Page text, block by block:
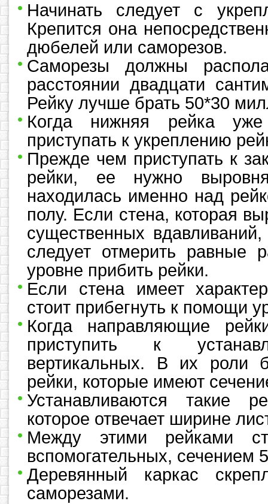
Начинать следует с
Крепится она
дюбелей или саморезов.
Саморезы должны
расстоянии двадцати
Рейку лучше брать 50*30
Когда нижняя рейка
приступать к укреплению
Прежде чем приступать к
рейки, ее нужно
находилась именно над
полу. Если стена, которая
существенных
следует отмерить равные
уровне прибить рейки.
Если стена имеет
стоит прибегнуть к помощи
Когда направляющие
приступить к
вертикальных. В их роли
рейки, которые имеют
Устанавливаются такие
которое отвечает ширине
Между этими рейками
вспомогательных, сечением
Деревянный каркас
саморезами.